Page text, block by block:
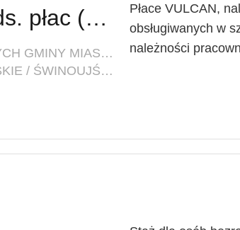
Specjalista/inspektor ds. płac (k/m)
FIRMA: CENTRUM USŁUG WSPÓLNYCH GMINY MIASTO ŚWINOUJŚCIE W ŚWINOUJŚCIU
LOKALIZACJA: ZACHODNIOPOMORSKIE / ŚWINOUJŚCIE
Płace VULCAN,
obsługiwanych w
należności